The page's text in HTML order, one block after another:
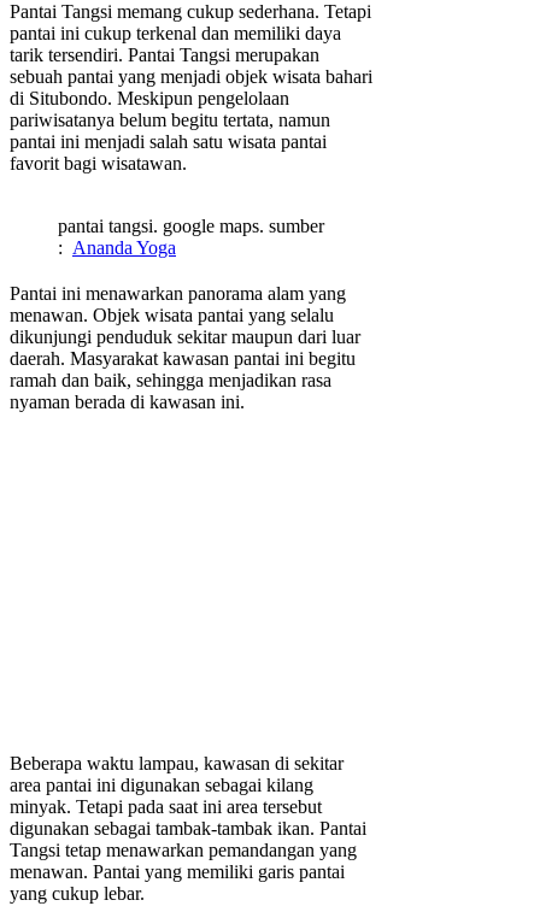
Pantai Tangsi memang cukup sederhana. Tetapi
pantai ini cukup terkenal dan memiliki daya
tarik tersendiri. Pantai Tangsi merupakan
sebuah pantai yang menjadi objek wisata bahari
di Situbondo. Meskipun pengelolaan
pariwisatanya belum begitu tertata, namun
pantai ini menjadi salah satu wisata pantai
favorit bagi wisatawan.
pantai tangsi. google maps. sumber
: Ananda Yoga
Pantai ini menawarkan panorama alam yang
menawan. Objek wisata pantai yang selalu
dikunjungi penduduk sekitar maupun dari luar
daerah. Masyarakat kawasan pantai ini begitu
ramah dan baik, sehingga menjadikan rasa
nyaman berada di kawasan ini.
Beberapa waktu lampau, kawasan di sekitar
area pantai ini digunakan sebagai kilang
minyak. Tetapi pada saat ini area tersebut
digunakan sebagai tambak-tambak ikan. Pantai
Tangsi tetap menawarkan pemandangan yang
menawan. Pantai yang memiliki garis pantai
yang cukup lebar.